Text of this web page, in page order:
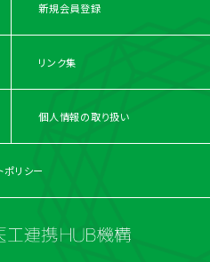
新規会員登録
リンク集
個人情報の取り扱い
ポリシー